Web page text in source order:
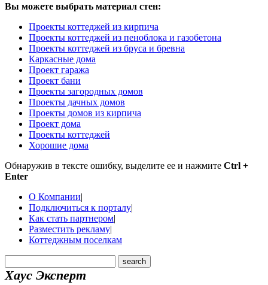
Вы можете выбрать материал стен:
Проекты коттеджей из кирпича
Проекты коттеджей из пеноблока и газобетона
Проекты коттеджей из бруса и бревна
Каркасные дома
Проект гаража
Проект бани
Проекты загородных домов
Проекты дачных домов
Проекты домов из кирпича
Проект дома
Проекты коттеджей
Хорошие дома
Обнаружив в тексте ошибку, выделите ее и нажмите Ctrl +
Enter
О Компании|
Подключиться к порталу|
Как стать партнером|
Разместить рекламу|
Коттеджным поселкам
Хаус Эксперт